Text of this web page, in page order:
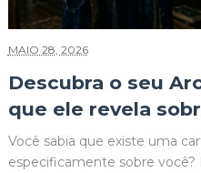
MAIO 28, 2026
Descubra o seu
que ele revela
Você sabia que existe uma
especificamente sobre você?